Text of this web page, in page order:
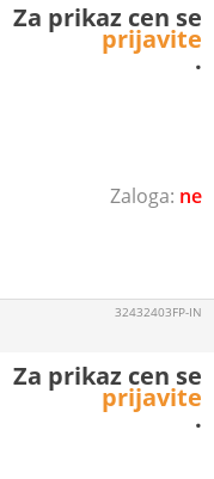
ne
Za prikaz cen se
prijavite
.
32432403FP-IN
Za prikaz cen se
prijavite
.